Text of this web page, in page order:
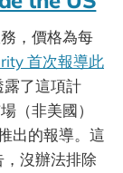
，價格為每
首次報導此
露了這項計
（非美國）
出的報導。這
沒辦法排除